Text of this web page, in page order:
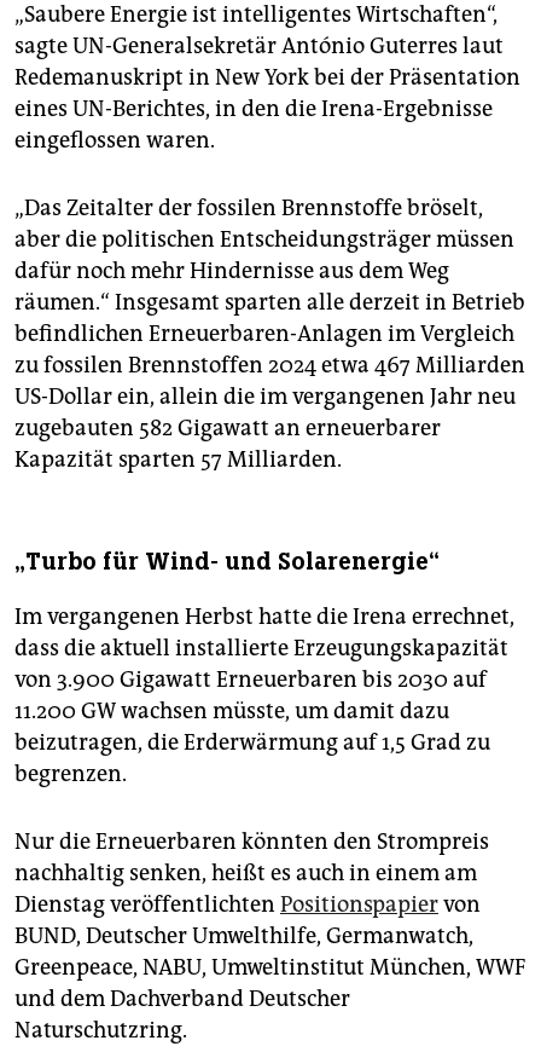
„Saubere Energie ist intelligentes Wirtschaften“,
sagte UN-Generalsekretär António Guterres laut
Redemanuskript in New York bei der Präsentation
eines UN-Berichtes, in den die Irena-Ergebnisse
eingeflossen waren.
„Das Zeitalter der fossilen Brennstoffe bröselt,
aber die politischen Entscheidungsträger müssen
dafür noch mehr Hindernisse aus dem Weg
räumen.“ Insgesamt sparten alle derzeit in Betrieb
befindlichen Erneuerbaren-Anlagen im Vergleich
zu fossilen Brennstoffen 2024 etwa 467 Milliarden
US-Dollar ein, allein die im vergangenen Jahr neu
zugebauten 582 Gigawatt an erneuerbarer
Kapazität sparten 57 Milliarden.
„Turbo für Wind- und Solarenergie“
Im vergangenen Herbst hatte die Irena errechnet,
dass die aktuell installierte Erzeugungskapazität
von 3.900 Gigawatt Erneuerbaren bis 2030 auf
11.200 GW wachsen müsste, um damit dazu
beizutragen, die Erderwärmung auf 1,5 Grad zu
begrenzen.
Nur die Erneuerbaren könnten den Strompreis
nachhaltig senken, heißt es auch in einem am
Dienstag veröffentlichten Positionspapiervon
BUND, Deutscher Umwelthilfe, Germanwatch,
Greenpeace, NABU, Umweltinstitut München, WWF
und dem Dachverband Deutscher
Naturschutzring.